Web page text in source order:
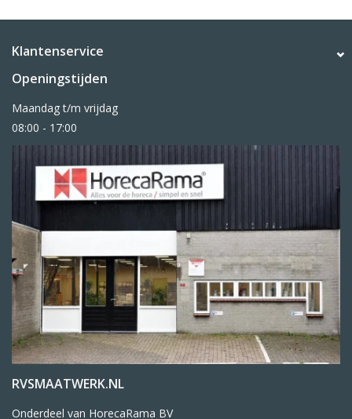
Klantenservice
Openingstijden
Maandag t/m vrijdag
08:00 - 17:00
RVSMAATWERK.NL
Onderdeel van HorecaRama BV